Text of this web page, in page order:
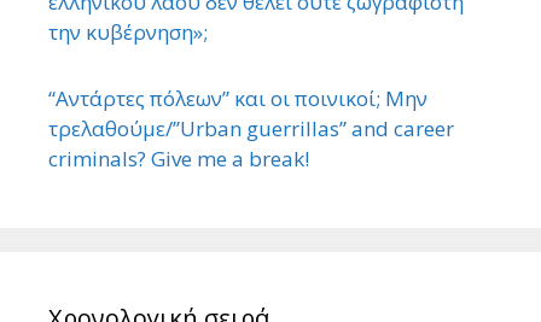
την κυβέρνηση»;
“Αντάρτες πόλεων” και οι ποινικοί; Μην
τρελαθούμε/”Urban guerrillas” and career
criminals? Give me a break!